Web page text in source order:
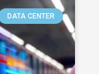
DATA CENTER